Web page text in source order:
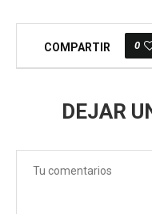
COMPARTIR 0
DEJAR